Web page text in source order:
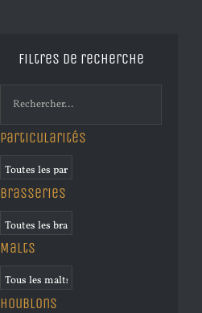
Filtres de recherche
Particularités
Brasseries
Malts
Houblons